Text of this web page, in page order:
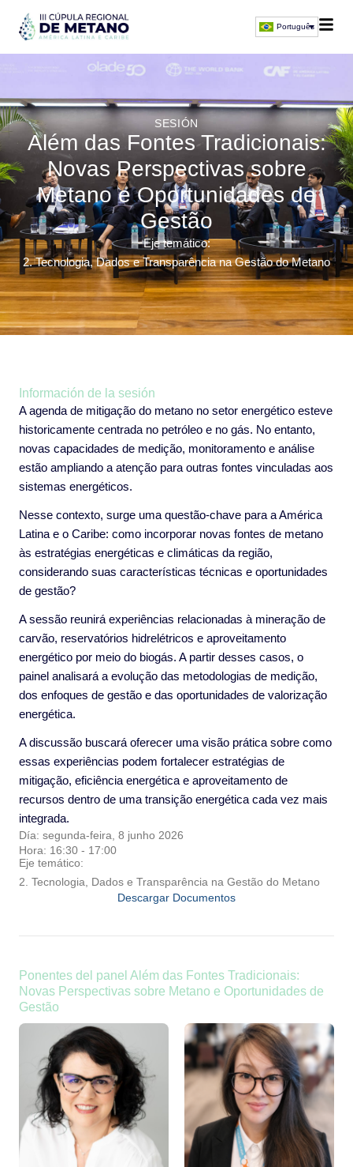
Português
SESIÓN
Além das Fontes Tradicionais:
Novas Perspectivas sobre
Metano e Oportunidades de
Gestão
Eje temático:
2. Tecnologia, Dados e Transparência na Gestão do Metano
Información de la sesión
A agenda de mitigação do metano no setor energético esteve
historicamente centrada no petróleo e no gás. No entanto,
novas capacidades de medição, monitoramento e análise
estão ampliando a atenção para outras fontes vinculadas aos
sistemas energéticos.
Nesse contexto, surge uma questão-chave para a América
Latina e o Caribe: como incorporar novas fontes de metano
às estratégias energéticas e climáticas da região,
considerando suas características técnicas e oportunidades
de gestão?
A sessão reunirá experiências relacionadas à mineração de
carvão, reservatórios hidrelétricos e aproveitamento
energético por meio do biogás. A partir desses casos, o
painel analisará a evolução das metodologias de medição,
dos enfoques de gestão e das oportunidades de valorização
energética.
A discussão buscará oferecer uma visão prática sobre como
essas experiências podem fortalecer estratégias de
mitigação, eficiência energética e aproveitamento de
recursos dentro de uma transição energética cada vez mais
integrada.
Día: segunda-feira, 8 junho 2026
Hora: 16:30 - 17:00
Eje temático:
2. Tecnologia, Dados e Transparência na Gestão do Metano
Descargar Documentos
Ponentes del panel Além das Fontes Tradicionais:
Novas Perspectivas sobre Metano e Oportunidades de
Gestão